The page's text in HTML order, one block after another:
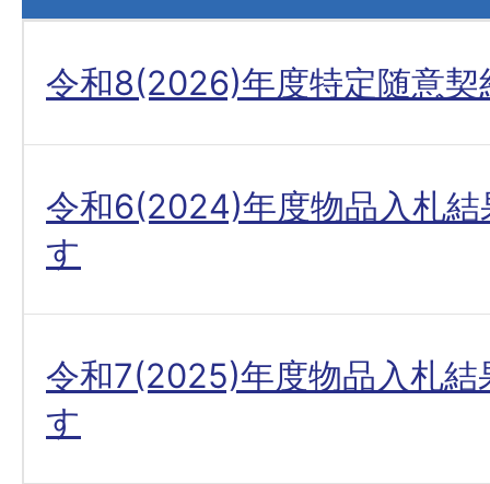
令和8(2026)年度特定随意契
令和6(2024)年度物品入札
す
令和7(2025)年度物品入札結
す